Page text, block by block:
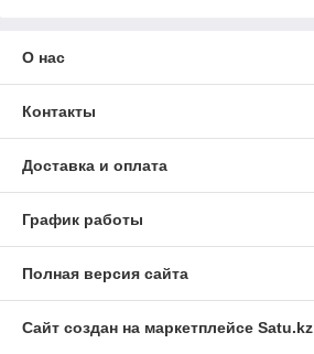
О нас
Контакты
Доставка и оплата
График работы
Полная версия сайта
Сайт создан на маркетплейсе Satu.kz